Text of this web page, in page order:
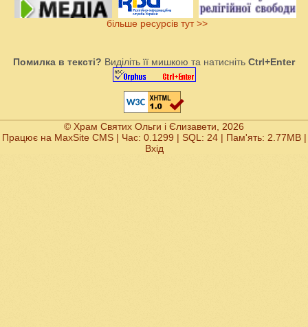
більше ресурсів тут >>
Помилка в тексті? Виділіть її мишкою та натисніть Ctrl+Enter
© Храм Святих Ольги і Єлизавети, 2026
Працює на MaxSite CMS| Час: 0.1299 | SQL: 24 | Пам'ять: 2.77MB|
Вхід